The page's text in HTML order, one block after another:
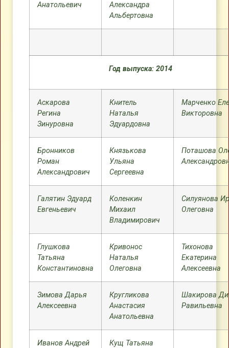
Анатольевич
Александра
Альбертовна
Год выпуска: 2014
Аскарова
Регина
Зинуровна
Книтель
Наталья
Эдуардовна
Марченко
Викторовна
Бронников
Роман
Александрович
Князькова
Ульяна
Сергеевна
Поташова
Галятин Эдуард
Евгеньевич
Коленкин
Михаил
Владимирович
Силуянова
Олеговна
Глушкова
Татьяна
Константиновна
Кривонос
Наталья
Олеговна
Тихонова
Екатерина
Алексеевна
Зимова Дарья
Алексеевна
Кругликова
Анастасия
Анатольевна
Шакирова
Равильевна
Иванов Андрей
Кущ Татьяна